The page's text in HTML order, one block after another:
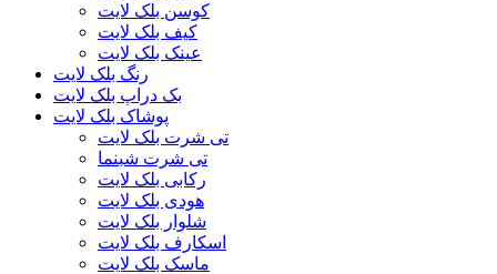
کوسن بلک لایت
کیف بلک لایت
عینک بلک لایت
رنگ بلک لایت
بک دراپ بلک لایت
پوشاک بلک لایت
تی شرت بلک لایت
تی شرت شبنما
رکابی بلک لایت
هودی بلک لایت
شلوار بلک لایت
اسکارف بلک لایت
ماسک بلک لایت